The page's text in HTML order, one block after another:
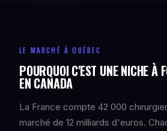
LE MARCHÉ À QUÉBEC
POURQUOI C'EST UNE NICHE À
EN CANADA
La France compte 42 000
marché de 12 milliards d'euros.